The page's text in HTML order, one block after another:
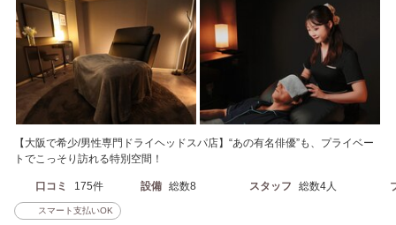
【大阪で希少/男性専門ドライヘッドスパ店】“あの有名俳優”も、プライベー
トでこっそり訪れる特別空間！
口コミ 175件 設備 総数8 スタッフ 総数4人
スマート支払いOK